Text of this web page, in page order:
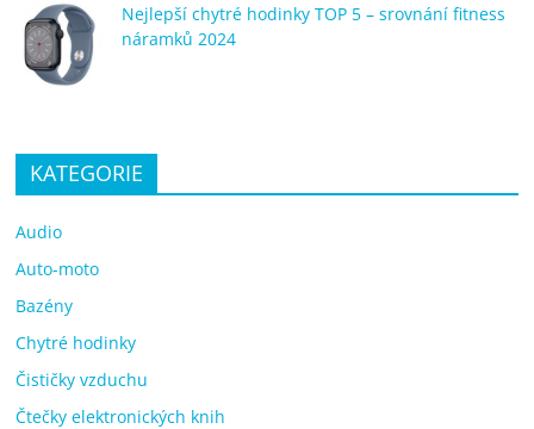
Nejlepší chytré hodinky TOP 5 – srovnání fitness
náramků 2024
KATEGORIE
Audio
Auto-moto
Bazény
Chytré hodinky
Čističky vzduchu
Čtečky elektronických knih